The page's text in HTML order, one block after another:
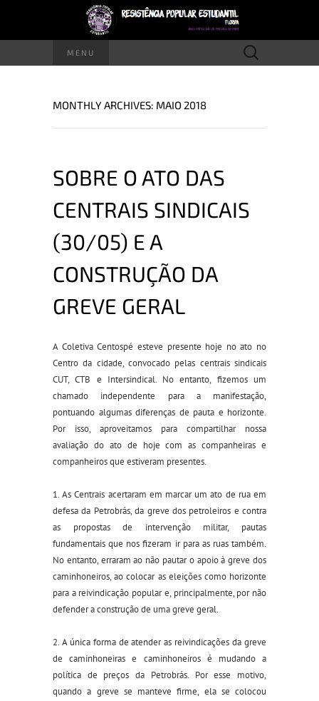
MENU
Pesquisar
por:
MONTHLY ARCHIVES: MAIO 2018
SOBRE O ATO DAS
CENTRAIS SINDICAIS
(30/05) E A
CONSTRUÇÃO DA
GREVE GERAL
A Coletiva Centospé esteve presente hoje no ato no
Centro da cidade, convocado pelas centrais sindicais
CUT, CTB e Intersindical. No entanto, fizemos um
chamado independente para a manifestação,
pontuando algumas diferenças de pauta e horizonte.
Por isso, aproveitamos para compartilhar nossa
avaliação do ato de hoje com as companheiras e
companheiros que estiveram presentes.
1. As Centrais acertaram em marcar um ato de rua em
defesa da Petrobrás, da greve dos petroleiros e contra
as propostas de intervenção militar, pautas
fundamentais que nos fizeram ir para as ruas também.
No entanto, erraram ao não pautar o apoio à greve dos
caminhoneiros, ao colocar as eleições como horizonte
para a reivindicação popular e, principalmente, por não
defender a construção de uma greve geral.
2. A única forma de atender as reivindicações da greve
de caminhoneiras e caminhoneiros é mudando a
política de preços da Petrobrás. Por esse motivo,
quando a greve se manteve firme, ela se colocou